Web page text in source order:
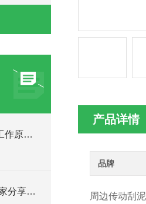
304不锈钢潜水搅拌机的工作原理及作用特点、CAD安装结构图
中心传动垂架式刮泥机厂家分享其用途及特点
产品详情
品牌
周边传动刮